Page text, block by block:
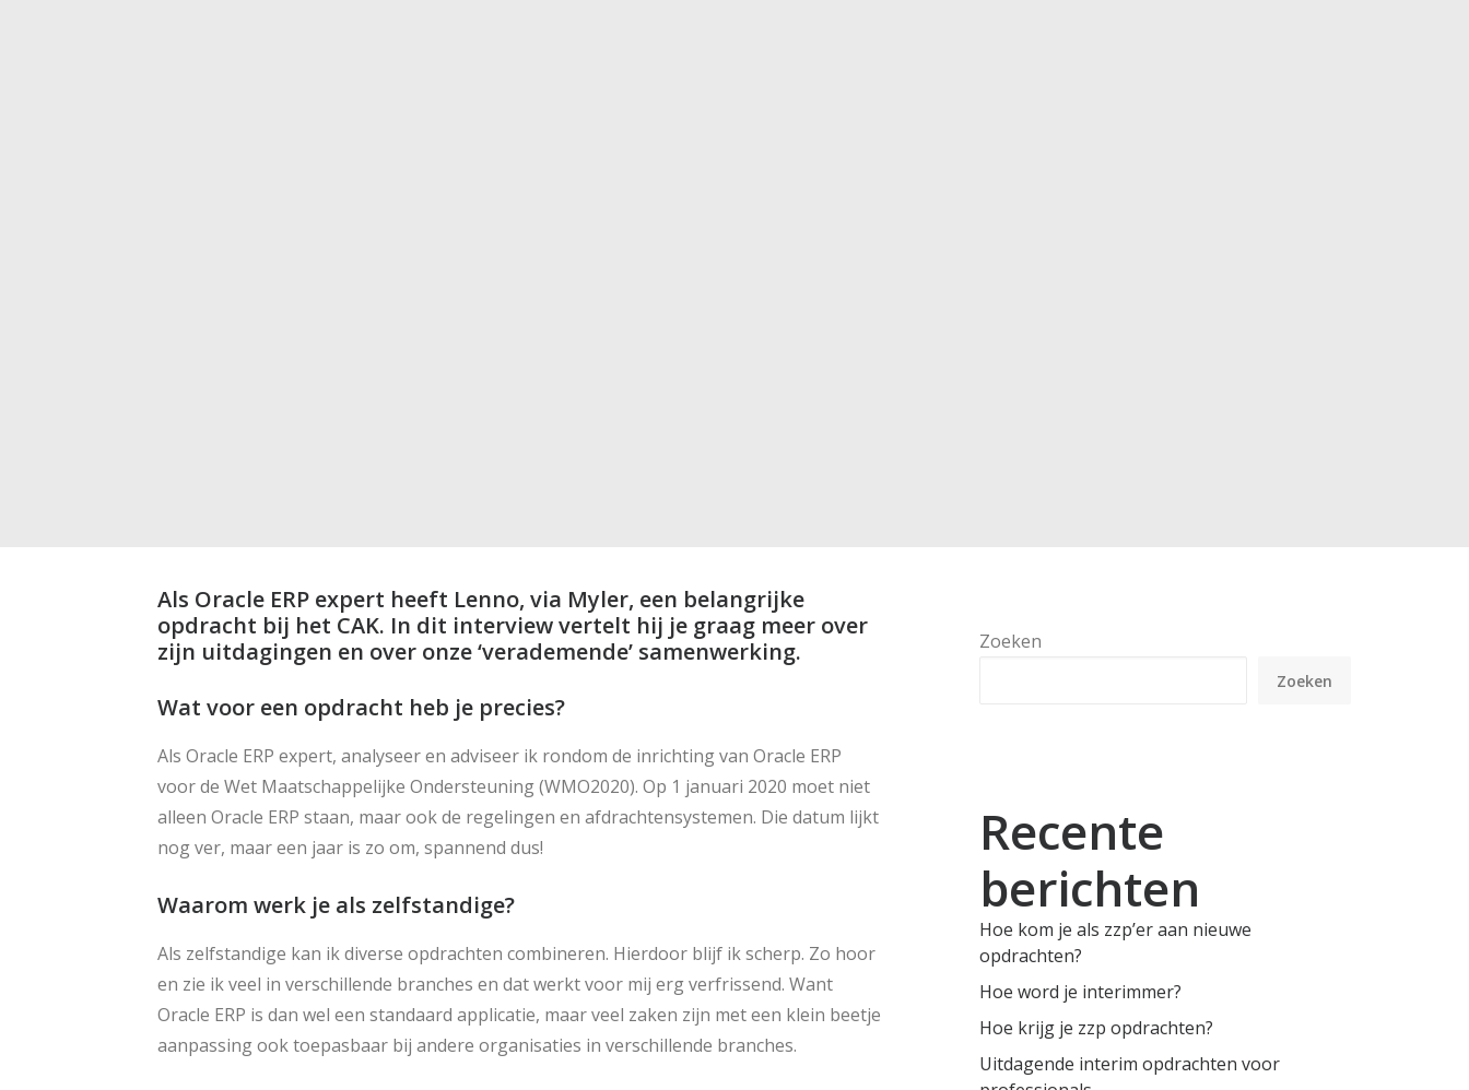
Als Oracle ERP expert heeft Lenno, via Myler, een belangrijke
opdracht bij het CAK. In dit interview vertelt hij je graag meer over
zijn uitdagingen en over onze ‘verademende’ samenwerking.
Wat voor een opdracht heb je precies?
Als Oracle ERP expert, analyseer en adviseer ik rondom de inrichting van Oracle ERP
voor de Wet Maatschappelijke Ondersteuning (WMO2020). Op 1 januari 2020 moet niet
alleen Oracle ERP staan, maar ook de regelingen en afdrachtensystemen. Die datum lijkt
nog ver, maar een jaar is zo om, spannend dus!
Waarom werk je als zelfstandige?
Als zelfstandige kan ik diverse opdrachten combineren. Hierdoor blijf ik scherp. Zo hoor
en zie ik veel in verschillende branches en dat werkt voor mij erg verfrissend. Want
Oracle ERP is dan wel een standaard applicatie, maar veel zaken zijn met een klein beetje
aanpassing ook toepasbaar bij andere organisaties in verschillende branches.
Zoeken
Zoeken
Recente
berichten
Hoe kom je als zzp’er aan nieuwe
opdrachten?
Hoe word je interimmer?
Hoe krijg je zzp opdrachten?
Uitdagende interim opdrachten voor